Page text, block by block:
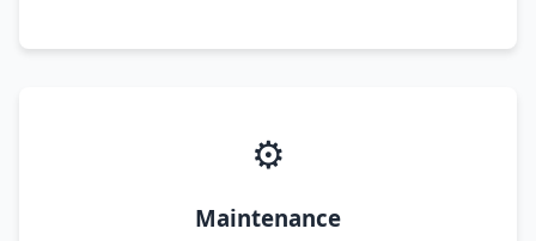
⚙️
Maintenance